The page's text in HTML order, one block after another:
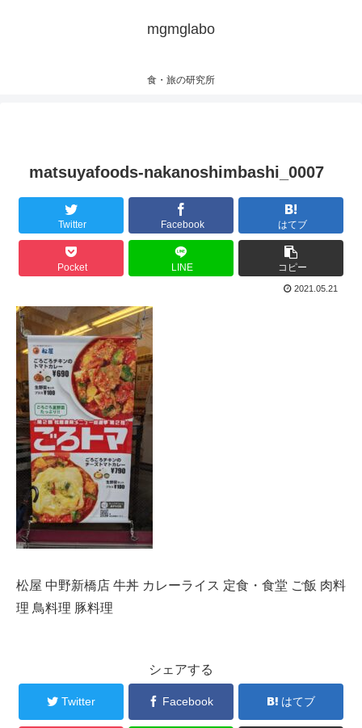
mgmglabo
食・旅の研究所
matsuyafoods-nakanoshimbashi_0007
Twitter Facebook はてブ
Pocket LINE コピー
2021.05.21
松屋 中野新橋店 牛丼 カレーライス 定食・食堂 ご飯 肉料
理 鳥料理 豚料理
シェアする
Twitter Facebook はてブ